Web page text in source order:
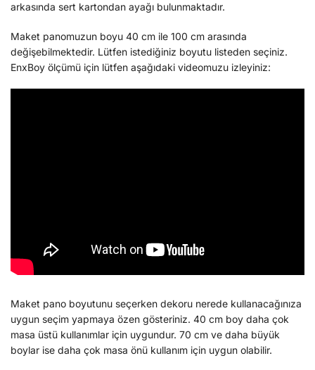
arkasında sert kartondan ayağı bulunmaktadır.
Maket panomuzun boyu 40 cm ile 100 cm arasında
değişebilmektedir. Lütfen istediğiniz boyutu listeden seçiniz.
EnxBoy ölçümü için lütfen aşağıdaki videomuzu izleyiniz:
Maket pano boyutunu seçerken dekoru nerede kullanacağınıza
uygun seçim yapmaya özen gösteriniz. 40 cm boy daha çok
masa üstü kullanımlar için uygundur. 70 cm ve daha büyük
boylar ise daha çok masa önü kullanım için uygun olabilir.